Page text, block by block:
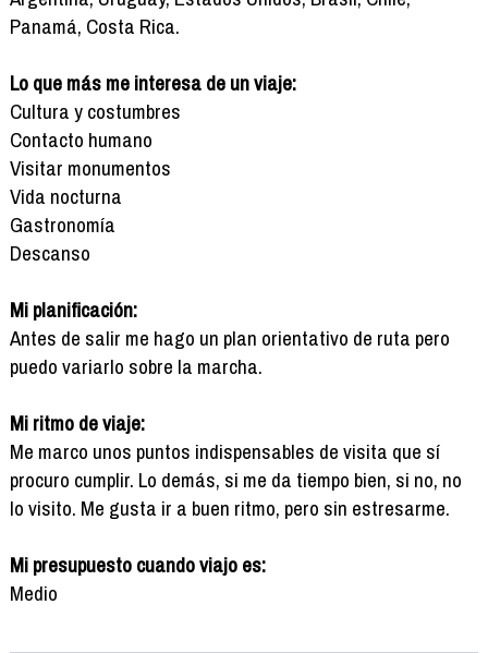
Panamá, Costa Rica.
Lo que más me interesa de un viaje:
Cultura y costumbres
Contacto humano
Visitar monumentos
Vida nocturna
Gastronomía
Descanso
Mi planificación:
Antes de salir me hago un plan orientativo de ruta pero
puedo variarlo sobre la marcha.
Mi ritmo de viaje:
Me marco unos puntos indispensables de visita que sí
procuro cumplir. Lo demás, si me da tiempo bien, si no, no
lo visito. Me gusta ir a buen ritmo, pero sin estresarme.
Mi presupuesto cuando viajo es:
Medio